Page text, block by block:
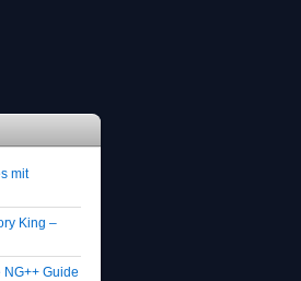
mit
King –
NG++ Guide